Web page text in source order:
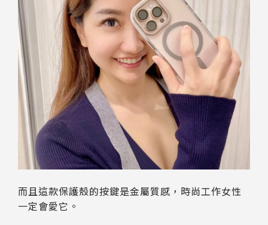
而且這款保護殼的按鍵是金屬質感，時尚工作女性
一定會愛它。